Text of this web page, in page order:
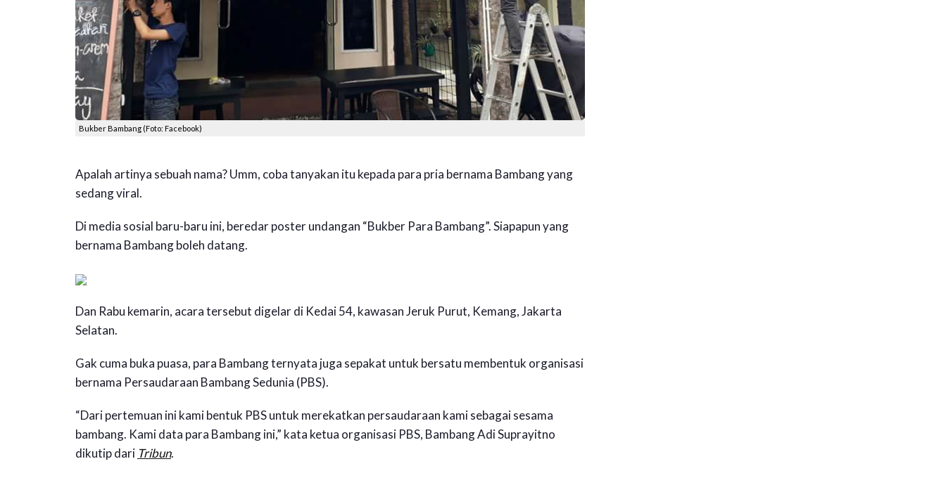
Bukber Bambang (Foto: Facebook)
Apalah artinya sebuah nama? Umm, coba tanyakan itu kepada para pria bernama Bambang yang
sedang viral.
Di media sosial baru-baru ini, beredar poster undangan “Bukber Para Bambang”. Siapapun yang
bernama Bambang boleh datang.
Dan Rabu kemarin, acara tersebut digelar di Kedai 54, kawasan Jeruk Purut, Kemang, Jakarta
Selatan.
Gak cuma buka puasa, para Bambang ternyata juga sepakat untuk bersatu membentuk organisasi
bernama Persaudaraan Bambang Sedunia (PBS).
“Dari pertemuan ini kami bentuk PBS untuk merekatkan persaudaraan kami sebagai sesama
bambang. Kami data para Bambang ini,” kata ketua organisasi PBS, Bambang Adi Suprayitno
dikutip dari Tribun.